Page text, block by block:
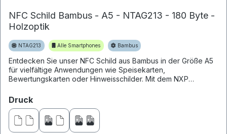
NFC Schild Bambus - A5 - NTAG213 - 180 Byte -
Holzoptik
NTAG213 Alle Smartphones Bambus
Entdecken Sie unser NFC Schild aus Bambus in der Größe A5
für vielfältige Anwendungen wie Speisekarten,
Bewertungskarten oder Hinweisschilder. Mit dem NXP
Druckauswählen